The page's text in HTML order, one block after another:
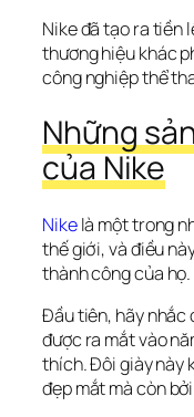
Nike đã tạo ra tiền
thương hiệu khác
công nghiệp thể
Những
của Nike
Nike là một trong
thế giới, và điều
thành công của họ.
Đầu tiên, hãy nhắc
được ra mắt vào
thích. Đôi giày này
đẹp mắt mà còn